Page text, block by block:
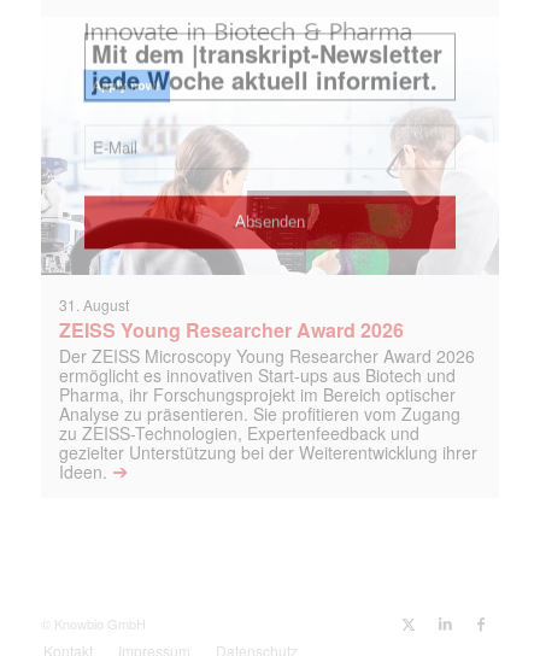
31. August
ZEISS Young Researcher Award 2026
Der ZEISS Microscopy Young Researcher Award 2026
ermöglicht es innovativen Start-ups aus Biotech und
Pharma, ihr Forschungsprojekt im Bereich optischer
Analyse zu präsentieren. Sie profitieren vom Zugang
zu ZEISS-Technologien, Expertenfeedback und
gezielter Unterstützung bei der Weiterentwicklung ihrer
Ideen. ➔
© Knowbio GmbH
Kontakt Impressum Datenschutz